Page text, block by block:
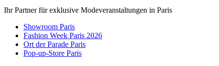
Ihr Partner für exklusive Modeveranstaltungen in Paris
Showroom Paris
Fashion Week Paris 2026
Ort der Parade Paris
Pop-up-Store Paris